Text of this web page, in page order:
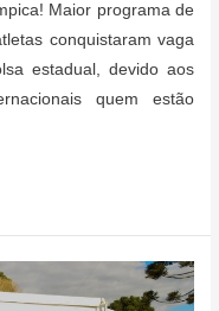
Maior programa de
conquistaram vaga
estadual, devido aos
quem estão